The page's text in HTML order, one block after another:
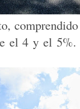
el 4 y el